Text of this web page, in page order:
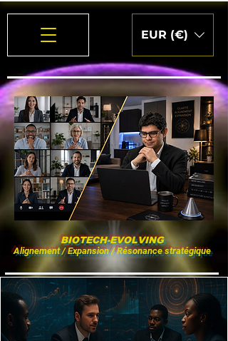
EUR (€)
BIOTECH-EVOLVING
Alignement / Expansion / Résonance stratégique